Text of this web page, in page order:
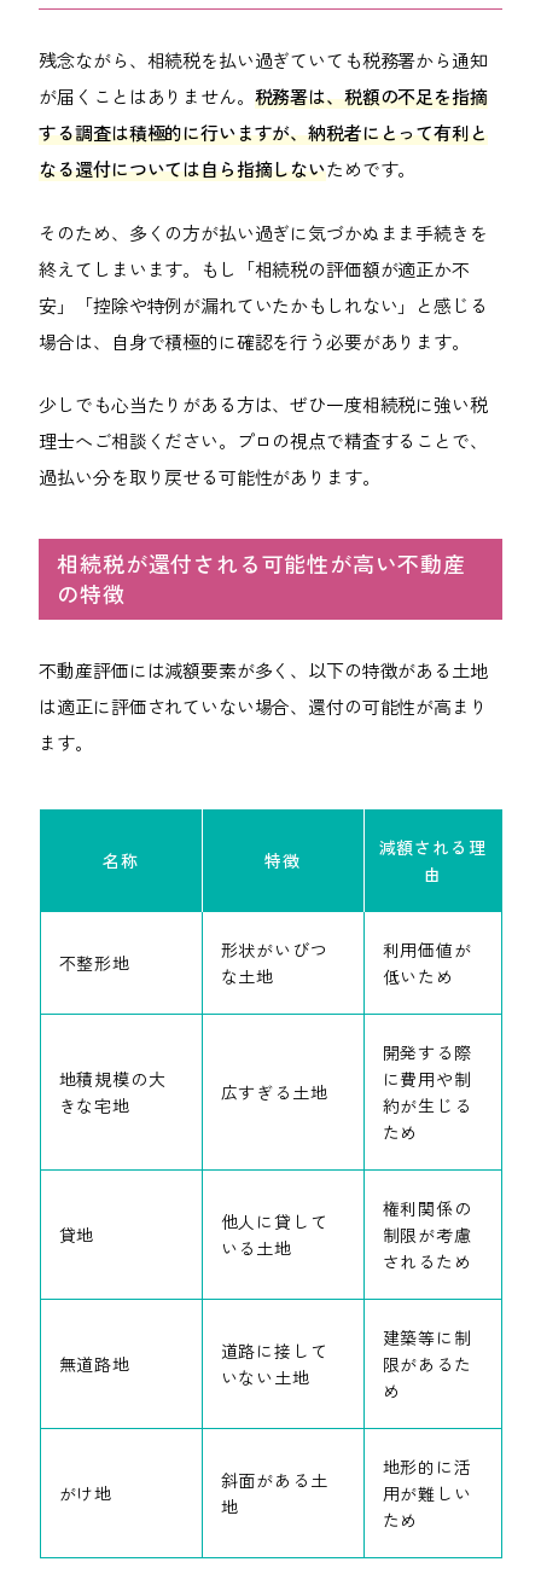
残念ながら、相続税を払い過ぎていても税務署から通知
が届くことはありません。 税務署は、税額の不足を指摘
する調査は積極的に行いますが、納税者にとって有利と
なる還付については自ら指摘しないためです。
そのため、多くの方が払い過ぎに気づかぬまま手続きを
終えてしまいます。もし「相続税の評価額が適正か不
安」「控除や特例が漏れていたかもしれない」と感じる
場合は、自身で積極的に確認を行う必要があります。
少しでも心当たりがある方は、ぜひ一度相続税に強い税
理士へご相談ください。プロの視点で精査することで、
過払い分を取り戻せる可能性があります。
相続税が還付される可能性が高い不動産
の特徴
不動産評価には減額要素が多く、以下の特徴がある土地
は適正に評価されていない場合、還付の可能性が高まり
ます。
名称 特徴
減額される理
由
不整形地
形状がいびつ
な土地
利用価値が
低いため
地積規模の大
きな宅地
広すぎる土地
開発する際
に費用や制
約が生じる
ため
貸地
他人に貸して
いる土地
権利関係の
制限が考慮
されるため
無道路地
道路に接して
いない土地
建築等に制
限があるた
め
がけ地
斜面がある土
地
地形的に活
用が難しい
ため